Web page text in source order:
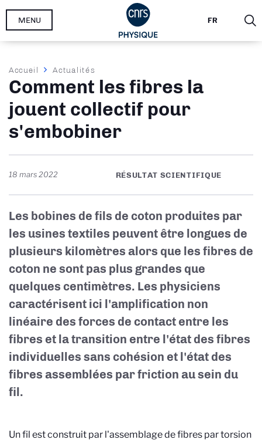
Aller
FR
MENU
Fil
d'Ariane
Accueil Actualités
Comment les fibres la
jouent collectif pour
s'embobiner
18 mars 2022 RÉSULTAT SCIENTIFIQUE
Les bobines de fils de coton produites par
les usines textiles peuvent être longues de
plusieurs kilomètres alors que les fibres de
coton ne sont pas plus grandes que
quelques centimètres. Les physiciens
caractérisent ici l'amplification non
linéaire des forces de contact entre les
fibres et la transition entre l'état des fibres
individuelles sans cohésion et l'état des
fibres assemblées par friction au sein du
fil.
Un fil est construit par l'assemblage de fibres par torsion